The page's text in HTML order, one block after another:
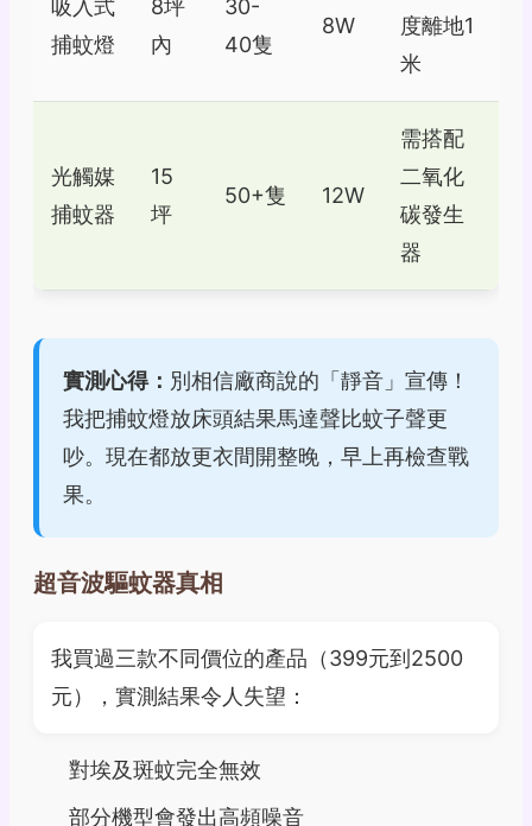
吸入式
捕蚊燈
8坪
內
30-
40隻
8W
度離地1
米
光觸媒
捕蚊器
15
坪
50+隻 12W
需搭配
二氧化
碳發生
器
實測心得： 別相信廠商說的「靜音」宣傳！
我把捕蚊燈放床頭結果馬達聲比蚊子聲更
吵。現在都放更衣間開整晚，早上再檢查戰
果。
超音波驅蚊器真相
我買過三款不同價位的產品（399元到2500
元），實測結果令人失望：
對埃及斑蚊完全無效
部分機型會發出高頻噪音